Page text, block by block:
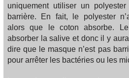
uniquement utiliser un
barrière. En fait, le polyester
alors que le coton absorbe.
absorber la salive et donc il y
dire que le masque n’est pas
pour arrêter les bactéries ou les